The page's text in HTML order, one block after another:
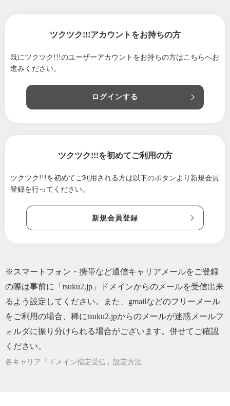
ツクツク!!!アカウントをお持ちの方
既にツクツク!!!のユーザーアカウントをお持ちの方はこちらへお
進みください。
ログインする
ツクツク!!!を初めてご利用の方
ツクツク!!!を初めてご利用される方は 以下のボタンより新規会員
登録を行ってください。
新規会員登録
※スマートフォン・携帯など通信キャリアメールをご登録
の際は事前に「tsuku2.jp」ドメインからのメールを受信出来
るよう設定してください。また、gmailなどのフリーメール
をご利用の場合、稀にtsuku2.jpからのメールが迷惑メールフ
ォルダに振り分けられる場合がございます。併せてご確認
ください。
各キャリア「ドメイン指定受信」設定方法